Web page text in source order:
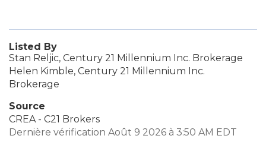
Listed By
Stan Reljic, Century 21 Millennium Inc. Brokerage
Helen Kimble, Century 21 Millennium Inc.
Brokerage
Source
CREA - C21 Brokers
Dernière vérification Août 9 2026 à 3:50 AM EDT